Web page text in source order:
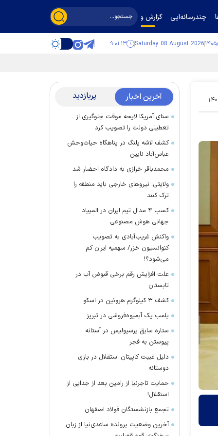
چندرسانه‌ایی گزارش و گفت‌وگو
Saturday 08 August 2026 ۹:۰۱:۱۴
۱۷ آخرین اخبار پربازدید
سنای آمریکا لایحه موقت جلوگیری از
تعطیلی دولت را تصویب کرد
کشف لاشه پلنگ در پناهگاه حیات‌وحش
عباس‌آباد نایین
محمدباقر خرازی به دادگاه احضار شد
ولایتی: نیرو‌های خارجی باید منطقه را
ترک کنند
کسب ۴ مدال تیم ایران در المپیاد
جهانی هوش مصنوعی
واکنش غریب‌آبادی به تصویب
کنوانسیون خزر/ سهمیه ایران کم
می‌شود؟!
علت افزایش رقم برخی قبوض آب در
تابستان
کشف ۳ کیلوگرم هروئین در اسکو
پلمب یک آبمیوه‌فروشی در تبریز
ستاره سابق پرسپولیس در آستانه
پیوستن به فجر
دلیل غیبت کاپیتان استقلال در بازی
دوستانه
حمایت تاجرنیا از رامین بعد از جدایی از
استقلال!
تجمع بازنشستگان فولاد اصفهان
آخرین وضعیت پرونده ساعدی‌نیا از زبان